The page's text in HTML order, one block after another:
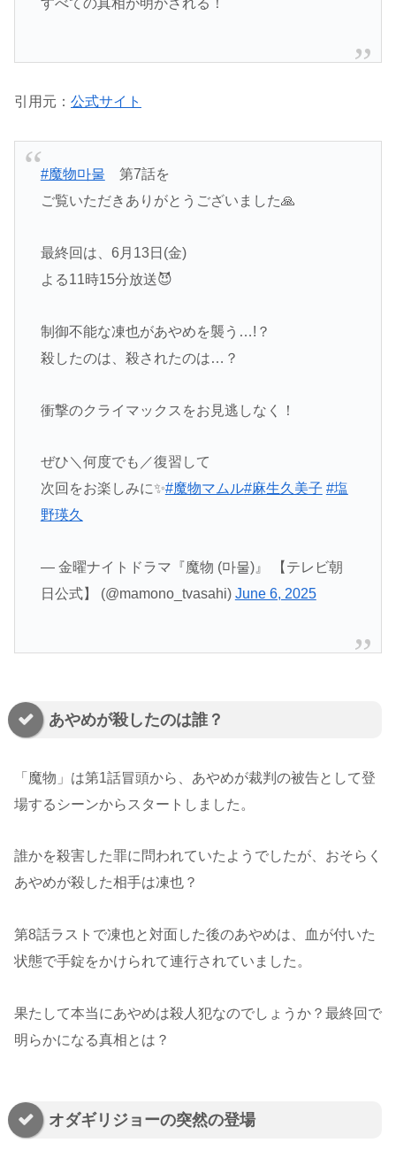
すべての真相が明かされる！
引用元： 公式サイト
#魔物마물 第7話を
ご覧いただきありがとうございました🙏
最終回は、6月13日(金)
よる11時15分放送😈
制御不能な凍也があやめを襲う…!？
殺したのは、殺されたのは…？
衝撃のクライマックスをお見逃しなく！
ぜひ＼何度でも／復習して
次回をお楽しみに✨#魔物マムル#麻生久美子 #塩
野瑛久
— 金曜ナイトドラマ『魔物 (마물)』 【テレビ朝
日公式】 (@mamono_tvasahi) June 6, 2025
あやめが殺したのは誰？
「魔物」は第1話冒頭から、あやめが裁判の被告として登
場するシーンからスタートしました。
誰かを殺害した罪に問われていたようでしたが、おそらく
あやめが殺した相手は凍也？
第8話ラストで凍也と対面した後のあやめは、血が付いた
状態で手錠をかけられて連行されていました。
果たして本当にあやめは殺人犯なのでしょうか？最終回で
明らかになる真相とは？
オダギリジョーの突然の登場